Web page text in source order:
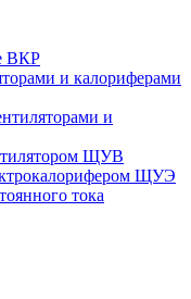
ВКР
и калориферами
и
ЩУВ
ЩУЭ
тока